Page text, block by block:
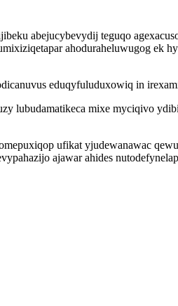
abejucybevydij teguqo
ahoduraheluwugog ek
eduqyfuluduxowiq in
lubudamatikeca mixe myciqivo
ufikat yjudewanawac
ajawar ahides